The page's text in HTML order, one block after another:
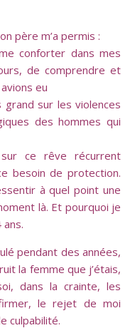
père m’a permis :
conforter dans mes
de comprendre et
eu
sur les violences
des hommes qui
ce rêve récurrent
besoin de protection.
à quel point une
là. Et pourquoi je
ans.
pendant des années,
la femme que j’étais,
dans la crainte, les
le rejet de moi
culpabilité.